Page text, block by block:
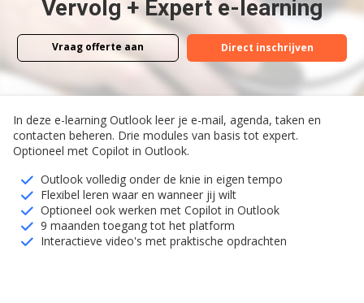
Vervolg + Expert e-learning
Vraag offerte aan Direct inschrijven
In deze e-learning Outlook leer je e-mail, agenda, taken en
contacten beheren. Drie modules van basis tot expert.
Optioneel met Copilot in Outlook.
Outlook volledig onder de knie in eigen tempo
Flexibel leren waar en wanneer jij wilt
Optioneel ook werken met Copilot in Outlook
9 maanden toegang tot het platform
Interactieve video's met praktische opdrachten